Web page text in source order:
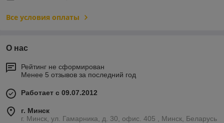
Все условия оплаты
О нас
Рейтинг не сформирован
Менее 5 отзывов за последний год
Работает с 09.07.2012
г. Минск
г. Минск, ул. Гамарника, д. 30, офис. 405 , Минск, Беларусь